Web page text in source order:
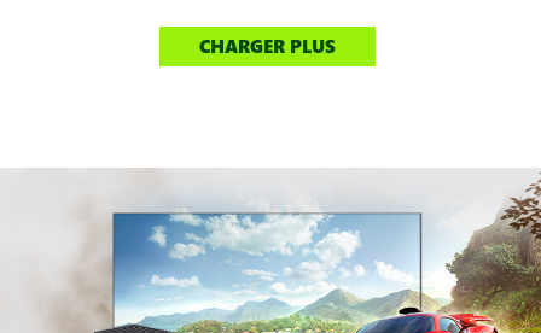
CHARGER PLUS